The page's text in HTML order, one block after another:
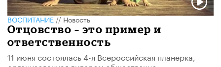
ВОСПИТАНИЕ//Новость
​Отцовство – это пример и
ответственность
11 июня состоялась 4-я Всероссийская планерка,